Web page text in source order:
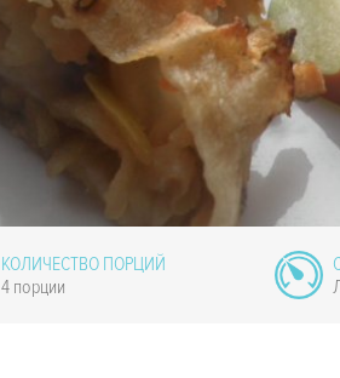
КОЛИЧЕСТВО ПОРЦИЙ
4 порции